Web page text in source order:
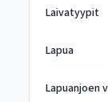
Laivatyypit
Lapua
Lapuanjoen